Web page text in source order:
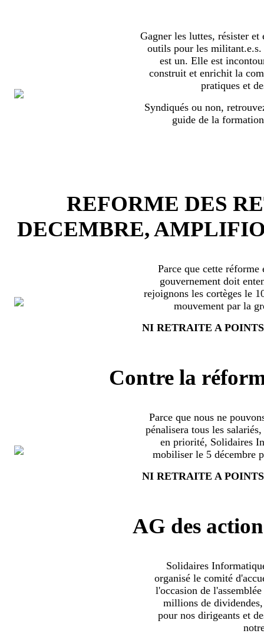
Gagner les luttes, résister et
outils pour les
est un. Elle est
construit et enrichit la
pratiques et
Syndiqués ou non,
guide de la
REFORME DES
DECEMBRE,
Parce que cette
gouvernement doit
rejoignons les cortèges le
mouvement par la
NI RETRAITE A
Contre la
Parce que nous ne
pénalisera tous les
en priorité, Solidaires
mobiliser le 5 décembre
NI RETRAITE A
AG des
Solidaires
organisé le comité
l'occasion de
millions de
pour nos dirigeants et